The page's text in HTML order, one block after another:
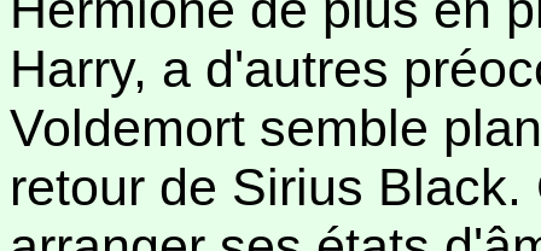
Harry, a d'autres
Voldemort semble
retour de Sirius